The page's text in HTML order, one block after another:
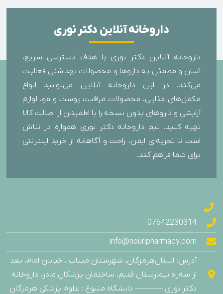
داروخانه آنلاین دکتر نوری
داروخانه آنلاین دکتر نوری با هدف دسترسی سریع،
آسان و مطمئن به داروها و محصولات بهداشتی فعالیت
می‌کند. در این داروخانه آنلاین می‌توانید انواع
مکمل‌های غذایی، محصولات مراقبت پوست و مو، لوازم
آرایشی و داروهای بدون نسخه را با اطمینان از اصالت کالا
تهیه کنید. تیم داروخانه دکتر نوری همواره در تلاش
است تا تجربه‌ای ایمن، راحت و آگاهانه از خرید اینترنتی
برای شما فراهم کند.
07642230314
info@nouripharmacy.com
آدرس: استان‌هرمزگان، شهرستان میناب ، خیابان امام، بعد
از سه‌راه بیمارستان قدیم، ساختمان پزشکان مادر، داروخانه
دکتر نوری ———– دانشگاه متبوع : علوم پزشکی هرمزگان